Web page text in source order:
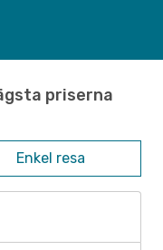
priserna
Enkel resa